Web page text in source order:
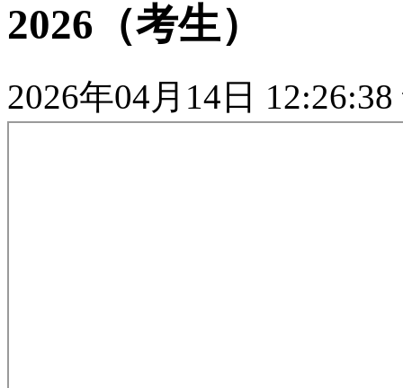
2026（考生）
2026年04月14日 12:26:38